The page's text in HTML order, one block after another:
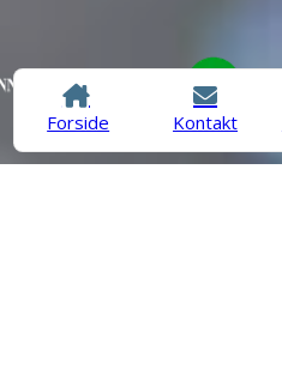
Forside Kontakt